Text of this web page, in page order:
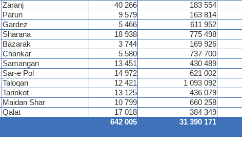
642 005 31 390 171
Zaranj 40 266 183 554
Parun 9 579 163 814
Gardez 5 466 611 952
Sharana 18 938 775 498
Bazarak 3 744 169 926
Charikar 5 580 737 700
Samangan 13 451 430 489
Sar-e Pol 14 972 621 002
Taloqan 12 421 1 093 092
Tarinkot 13 125 436 079
Maidan Shar 10 799 660 258
Qalat 17 018 384 349